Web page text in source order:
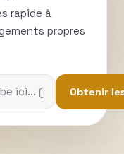
rapide à
propres
Obtenir